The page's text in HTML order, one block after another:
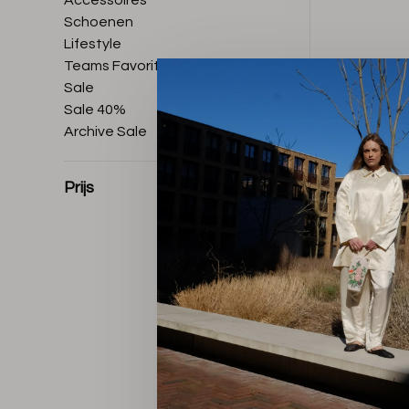
Schoenen
Lifestyle
Teams Favorites
Sale
Sale 40%
Archive Sale
Prijs
Sorteren op: